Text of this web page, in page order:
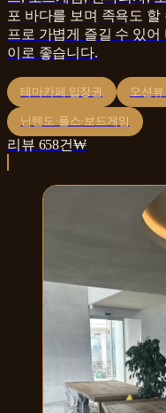
포 바다를 보며 족욕도 할
프로 가볍게 즐길 수 있
이로 좋습니다.
테마카페 입장권 오션뷰
닌텐도·플스·보드게임
리뷰 658건₩